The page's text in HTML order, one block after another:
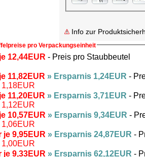
Info zur
pro Verpackungseinheit
1 Stück nur je 12,44EUR - Preis pro Staubbeutel
2 Stück nur je 11,82EUR » Ersparnis 1,24EUR -
1,18EUR
3 Stück nur je 11,20EUR » Ersparnis 3,71EUR -
1,12EUR
5 Stück nur je 10,57EUR » Ersparnis 9,34EUR -
1,06EUR
10 Stück nur je 9,95EUR » Ersparnis 24,87EUR -
1,00EUR
20 Stück nur je 9,33EUR » Ersparnis 62,12EUR -